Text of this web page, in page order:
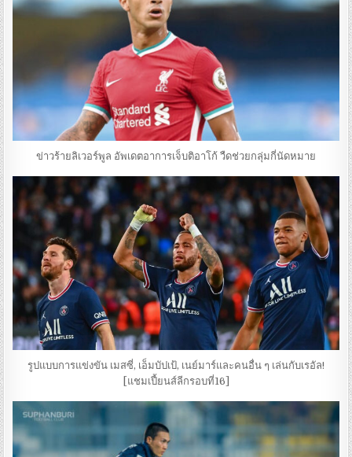
ข่าวร้ายลิเวอร์พูล อัพเดตอาการเจ็บติอาโก้ วืดช่วยกลุ่มกี่นัดหมาย
รูปแบบการแข่งขัน เมสซี่, เอ็มบัปเป้, เนย์มาร์และคนอื่น ๆ เล่นกับเรอัล!
[แชมเปี้ยนส์ลีกรอบที่16]